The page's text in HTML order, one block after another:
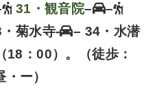
31・観音院–
–
菊水寺-
– 34・水潜
18：00）。（徒歩：
ー）